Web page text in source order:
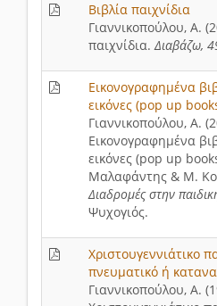
Βιβλία παιχνίδια
Γιαννικοπούλου, Α.
παιχνίδια.Διαβάζω,
Εικονογραφημένα
εικόνες (pop up
Γιαννικοπούλου, Α.
Εικονογραφημένα
εικόνες (pop up
Μαλαφάντης & Μ.
Διαδρομές στην
Ψυχογιός.
Χριστουγεννιάτικο
πνευματικό ή
Γιαννικοπούλου, Α.